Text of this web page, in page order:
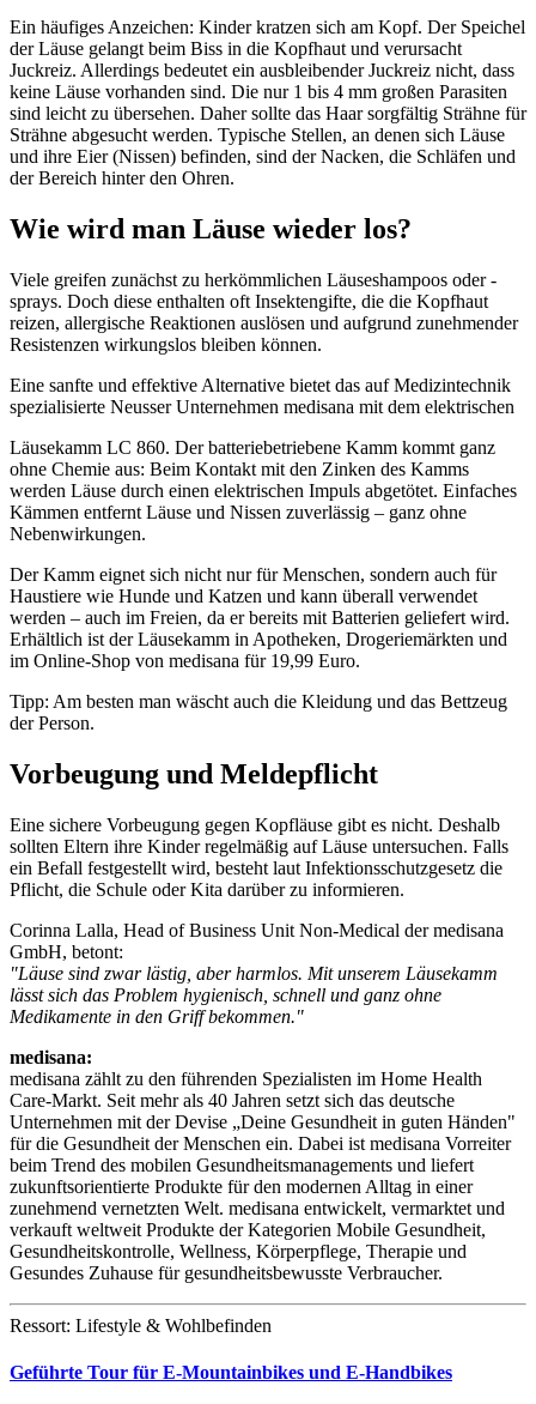
Ein häufiges Anzeichen: Kinder kratzen sich am Kopf. Der Speichel
der Läuse gelangt beim Biss in die Kopfhaut und verursacht
Juckreiz. Allerdings bedeutet ein ausbleibender Juckreiz nicht, dass
keine Läuse vorhanden sind. Die nur 1 bis 4 mm großen Parasiten
sind leicht zu übersehen. Daher sollte das Haar sorgfältig Strähne für
Strähne abgesucht werden. Typische Stellen, an denen sich Läuse
und ihre Eier (Nissen) befinden, sind der Nacken, die Schläfen und
der Bereich hinter den Ohren.
Wie wird man Läuse wieder los?
Viele greifen zunächst zu herkömmlichen Läuseshampoos oder -
sprays. Doch diese enthalten oft Insektengifte, die die Kopfhaut
reizen, allergische Reaktionen auslösen und aufgrund zunehmender
Resistenzen wirkungslos bleiben können.
Eine sanfte und effektive Alternative bietet das auf Medizintechnik
spezialisierte Neusser Unternehmen medisana mit dem elektrischen
Läusekamm LC 860. Der batteriebetriebene Kamm kommt ganz
ohne Chemie aus: Beim Kontakt mit den Zinken des Kamms
werden Läuse durch einen elektrischen Impuls abgetötet. Einfaches
Kämmen entfernt Läuse und Nissen zuverlässig – ganz ohne
Nebenwirkungen.
Der Kamm eignet sich nicht nur für Menschen, sondern auch für
Haustiere wie Hunde und Katzen und kann überall verwendet
werden – auch im Freien, da er bereits mit Batterien geliefert wird.
Erhältlich ist der Läusekamm in Apotheken, Drogeriemärkten und
im Online-Shop von medisana für 19,99 Euro.
Tipp: Am besten man wäscht auch die Kleidung und das Bettzeug
der Person.
Vorbeugung und Meldepflicht
Eine sichere Vorbeugung gegen Kopfläuse gibt es nicht. Deshalb
sollten Eltern ihre Kinder regelmäßig auf Läuse untersuchen. Falls
ein Befall festgestellt wird, besteht laut Infektionsschutzgesetz die
Pflicht, die Schule oder Kita darüber zu informieren.
Corinna Lalla, Head of Business Unit Non-Medical der medisana
GmbH, betont:
"Läuse sind zwar lästig, aber harmlos. Mit unserem Läusekamm
lässt sich das Problem hygienisch, schnell und ganz ohne
Medikamente in den Griff bekommen."
medisana:
medisana zählt zu den führenden Spezialisten im Home Health
Care-Markt. Seit mehr als 40 Jahren setzt sich das deutsche
Unternehmen mit der Devise „Deine Gesundheit in guten Händen"
für die Gesundheit der Menschen ein. Dabei ist medisana Vorreiter
beim Trend des mobilen Gesundheitsmanagements und liefert
zukunftsorientierte Produkte für den modernen Alltag in einer
zunehmend vernetzten Welt. medisana entwickelt, vermarktet und
verkauft weltweit Produkte der Kategorien Mobile Gesundheit,
Gesundheitskontrolle, Wellness, Körperpflege, Therapie und
Gesundes Zuhause für gesundheitsbewusste Verbraucher.
Ressort: Lifestyle & Wohlbefinden
Geführte Tour für E-Mountainbikes und E-Handbikes